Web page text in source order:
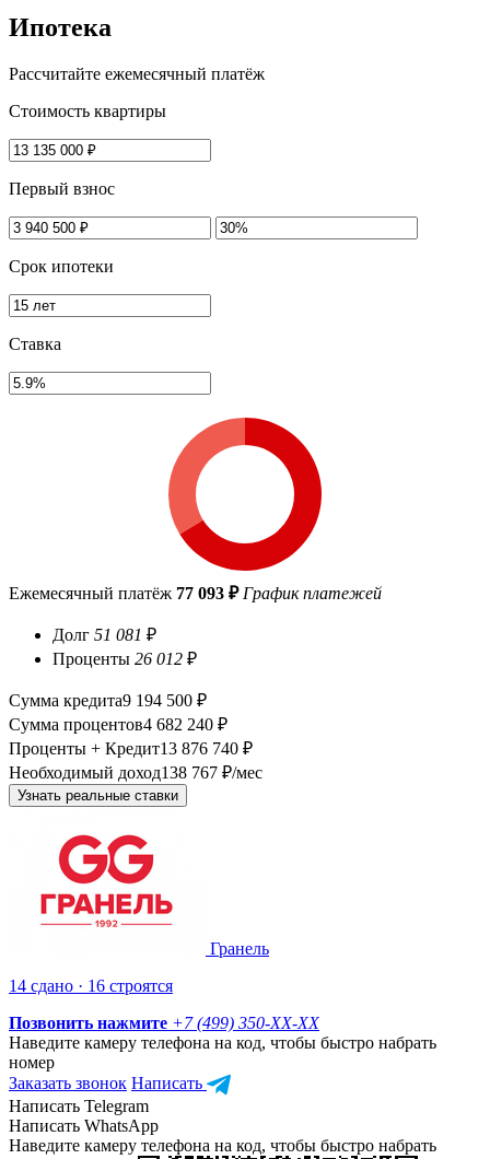
Ипотека
Рассчитайте ежемесячный платёж
Стоимость квартиры
Первый взнос
Срок ипотеки
Ставка
Ежемесячный платёж 77 093 ₽ График платежей
Долг 51 081 ₽
Проценты 26 012 ₽
Сумма кредита9 194 500 ₽
Сумма процентов4 682 240 ₽
Проценты + Кредит13 876 740 ₽
Необходимый доход138 767 ₽/мес
Узнать реальные ставки
Гранель
14 сдано · 16 строятся
Позвонить нажмите +7 (499) 350-XX-XX
Наведите камеру телефона на код, чтобы быстро набрать
номер
Заказать звонок Написать
Написать Telegram
Написать WhatsApp
Наведите камеру телефона на код, чтобы быстро набрать